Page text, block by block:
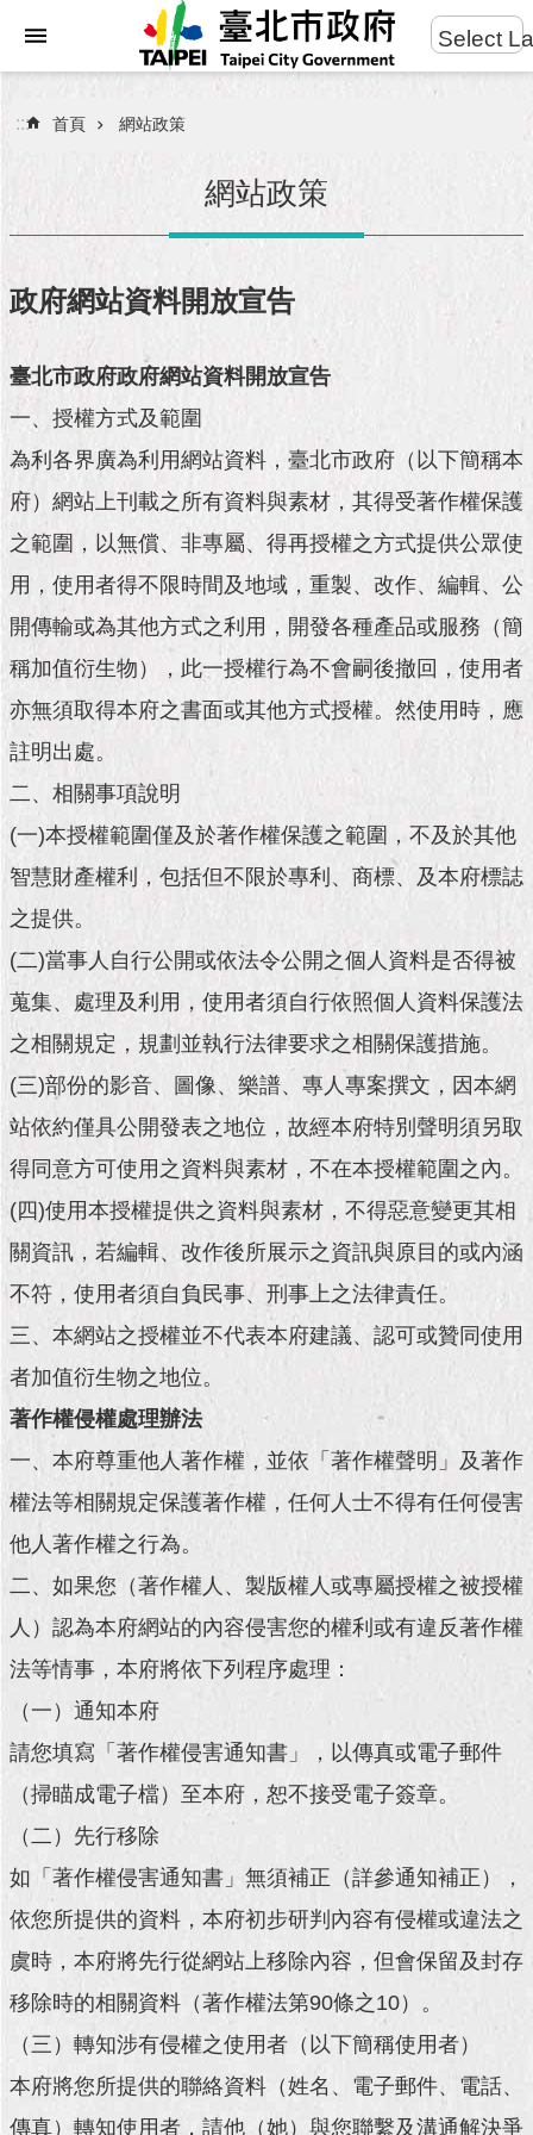
進
搜
民
服
市
府
團
隊
市
公
告
施
政
願
景
成
果
市
政
資
料
發
現
臺
北
活
動
題
館
與
民
動
動
主
題
館
首
網
導
覽
English
常
見
答
即
時
Select
::: 首頁 網站政策
網站政策
政府網站資料開放宣告
臺北市政府政府網站資料開放宣告
一、授權方式及範圍
為利各界廣為利用網站資料，臺北市政府（以下簡稱本
府）網站上刊載之所有資料與素材，其得受著作權保護
之範圍，以無償、非專屬、得再授權之方式提供公眾使
用，使用者得不限時間及地域，重製、改作、編輯、公
開傳輸或為其他方式之利用，開發各種產品或服務（簡
稱加值衍生物），此一授權行為不會嗣後撤回，使用者
亦無須取得本府之書面或其他方式授權。然使用時，應
註明出處。
二、相關事項說明
(一)本授權範圍僅及於著作權保護之範圍，不及於其他
智慧財產權利，包括但不限於專利、商標、及本府標誌
之提供。
(二)當事人自行公開或依法令公開之個人資料是否得被
蒐集、處理及利用，使用者須自行依照個人資料保護法
之相關規定，規劃並執行法律要求之相關保護措施。
(三)部份的影音、圖像、樂譜、專人專案撰文，因本網
站依約僅具公開發表之地位，故經本府特別聲明須另取
得同意方可使用之資料與素材，不在本授權範圍之內。
(四)使用本授權提供之資料與素材，不得惡意變更其相
關資訊，若編輯、改作後所展示之資訊與原目的或內涵
不符，使用者須自負民事、刑事上之法律責任。
三、本網站之授權並不代表本府建議、認可或贊同使用
者加值衍生物之地位。
著作權侵權處理辦法
一、本府尊重他人著作權，並依「著作權聲明」及著作
權法等相關規定保護著作權，任何人士不得有任何侵害
他人著作權之行為。
二、如果您（著作權人、製版權人或專屬授權之被授權
人）認為本府網站的內容侵害您的權利或有違反著作權
法等情事，本府將依下列程序處理：
（一）通知本府
請您填寫「著作權侵害通知書」，以傳真或電子郵件
（掃瞄成電子檔）至本府，恕不接受電子簽章。
（二）先行移除
如「著作權侵害通知書」無須補正（詳參通知補正），
依您所提供的資料，本府初步研判內容有侵權或違法之
虞時，本府將先行從網站上移除內容，但會保留及封存
移除時的相關資料（著作權法第90條之10）。
（三）轉知涉有侵權之使用者（以下簡稱使用者）
本府將您所提供的聯絡資料（姓名、電子郵件、電話、
傳真）轉知使用者，請他（她）與您聯繫及溝通解決爭